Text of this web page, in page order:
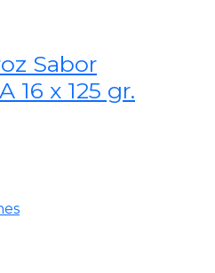
Sabor
16 x 125 gr.